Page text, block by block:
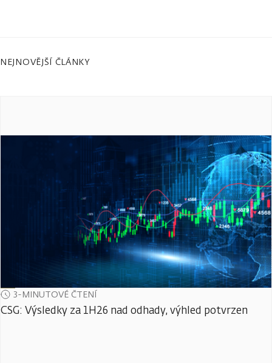
NEJNOVĚJŠÍ ČLÁNKY
3-MINUTOVÉ ČTENÍ
CSG: Výsledky za 1H26 nad odhady, výhled potvrzen